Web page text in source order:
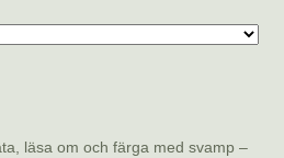
läsa om och färga med svamp –